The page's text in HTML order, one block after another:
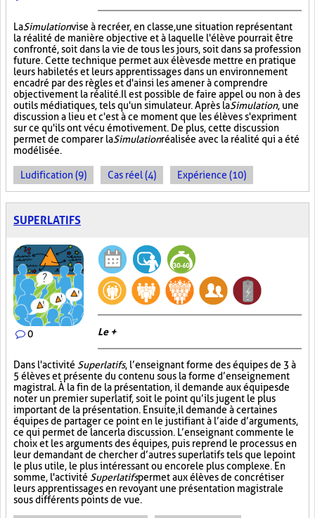
LaSimulationvise à recréer, en classe, une situation représentant
la réalité de manière objective et à laquelle l'élève pourrait être
confronté, soit dans la vie de tous les jours, soit dans sa profession
future. Cette technique permet aux élèves de mettre en pratique
leurs habiletés et leurs apprentissages dans un environnement
encadré par des règles et d'ainsi les amener à comprendre
objectivement la réalité. Il est possible de faire appel ou non à des
outils médiatiques, tels qu'un simulateur. Après laSimulation, une
discussion a lieu et c'est à ce moment que les élèves s'expriment
sur ce qu'ils ont vécu émotivement. De plus, cette discussion
permet de comparer laSimulationréalisée avec la réalité qui a été
modélisée.
Ludification (9) Cas réel (4) Expérience (10)
SUPERLATIFS
0 Le +
Dans l'activité Superlatifs, l’enseignant forme des équipes de 3 à
5 élèves et présente du contenu sous la forme d’enseignement
magistral. À la fin de la présentation, il demande aux équipes de
noter un premier superlatif, soit le point qu’ils jugent le plus
important de la présentation. Ensuite, il demande à certaines
équipes de partager ce point en le justifiant à l’aide d’arguments,
ce qui permet de lancer la discussion. L’enseignant commente le
choix et les arguments des équipes, puis reprend le processus en
leur demandant de chercher d’autres superlatifs tels que le point
le plus utile, le plus intéressant ou encore le plus complexe. En
somme, l'activité Superlatifspermet aux élèves de concrétiser
leurs apprentissages en revoyant une présentation magistrale
sous différents points de vue.